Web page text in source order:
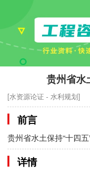
贵州省水
[水资源论证 - 水利规划]
前言
贵州省水土保持“十四五
详情